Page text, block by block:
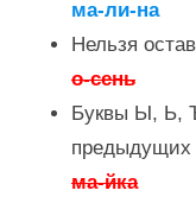
ма-ли-на
Нельзя
о-сень
Буквы Ы, Ь,
предыдущих
ма-йка